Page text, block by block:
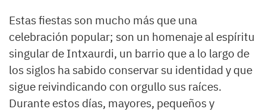
Estas fiestas son mucho más que una
celebración popular; son un homenaje al espíritu
singular de Intxaurdi, un barrio que a lo largo de
los siglos ha sabido conservar su identidad y que
sigue reivindicando con orgullo sus raíces.
Durante estos días, mayores, pequeños y